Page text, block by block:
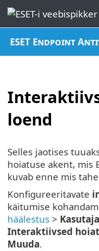
ESET Endpoint
loend
Selles jaotises
hoiatuse akent, mis
kuvab enne mis
Konfigureeritavate
käitumise
häälestus >
Interaktiivsed
Muuda.